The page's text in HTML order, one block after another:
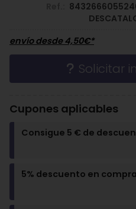
envío desde4,50€*
Solicitar
Cupones aplicables
Consigue 5 € de
5% descuento en